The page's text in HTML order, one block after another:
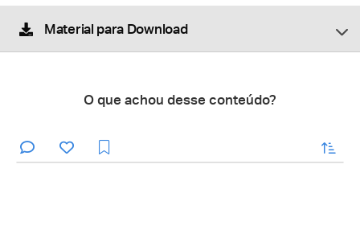
Material para Download
O que achou desse conteúdo?
enviar